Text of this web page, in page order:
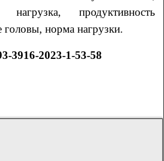
нагрузка, продуктивность
норма нагрузки.
3916-2023-1-53-58